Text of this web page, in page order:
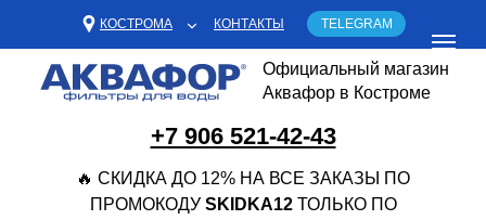
+7 906 521-42-43
КОСТРОМА
Официальный магазин
Аквафор в Костроме
🔥 СКИДКА ДО 12% НА ВСЕ ЗАКАЗЫ ПО
ПРОМОКОДУ SKIDKA12 ТОЛЬКО ПО
КОНТАКТЫ TELEGRAM